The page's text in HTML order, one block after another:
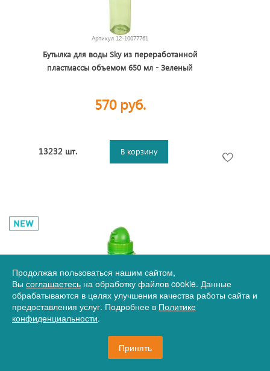
Артикул 12-10077761
Бутылка для воды Sky из переработанной
пластмассы объемом 650 мл - Зеленый
570 руб.
13232 шт. В корзину
Артикул17-16774.90
Детская бутылка для воды Nimble, зеленая
Продолжая пользоваться нашим сайтом,
Вы соглашаетесь на обработку файлов cookie. Данные
обрабатываются в целях улучшения качества работы сайта и
предоставления услуг. Подробнее в Политике
конфиденциальности.
Принять